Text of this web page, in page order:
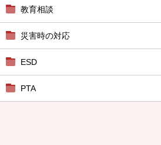
教育相談
災害時の対応
ESD
PTA